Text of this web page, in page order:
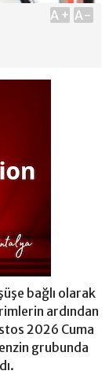
A+ A-
bağlı olarak
ardından
2026 Cuma
grubunda